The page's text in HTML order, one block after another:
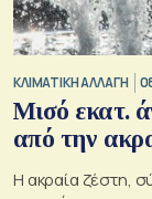
ΚΛΙΜΑΤΙΚΗ ΑΛΛΑΓΗ
Μισό εκατ.
από την
Η ακραία ζέστη,